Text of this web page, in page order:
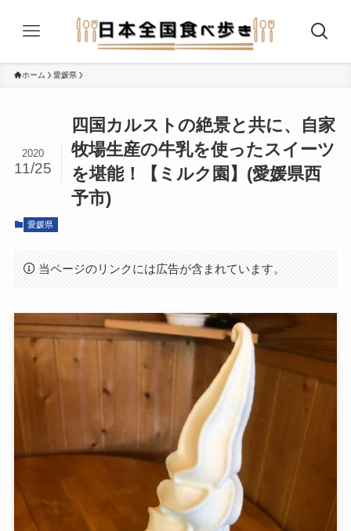
ホーム 愛媛県
四国カルストの絶景と共に、自家
牧場生産の牛乳を使ったスイーツ
を堪能！【ミルク園】(愛媛県西
予市)
2020
11/25
愛媛県
当ページのリンクには広告が含まれています。